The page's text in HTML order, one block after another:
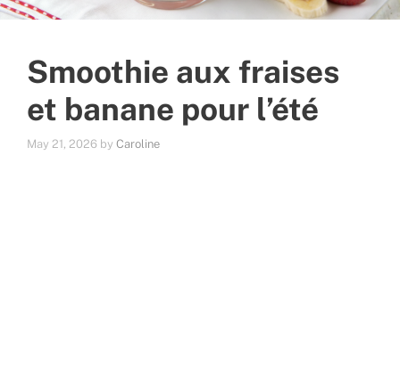
Smoothie aux fraises
et banane pour l’été
May 21, 2026 by Caroline